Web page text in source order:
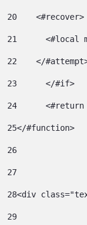
20
    <#recover>
21
<#local
22
</
23
	</#if>
24
25</#function>
26
27
28<div
29